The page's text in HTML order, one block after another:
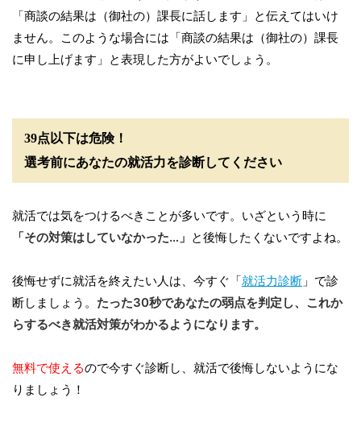
「商談の結果は（御社の）課長に話します」と伝えてはいけ
ません。このような場合には「商談の結果は（御社の）課長
に申し上げます」と表現した方がよいでしょう。
39点以下は危険！
選考前にあなたの就活力を診断してください
就活では気をつけるべきことが多いです。いざという時に
「その対策はしていなかった…」 と後悔したくないですよね。
後悔せずに就活を終えたい人は、今すぐ「就活力診断 」で診
断しましょう。 たった30秒であなたの弱点を判定し、これか
らするべき就活対策がわかるようになります。
無料で使えるので今すぐ診断し、就活で後悔しないようにな
りましょう！